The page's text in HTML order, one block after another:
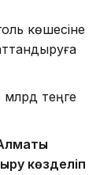
көшесіне
млрд теңге
көзделіп